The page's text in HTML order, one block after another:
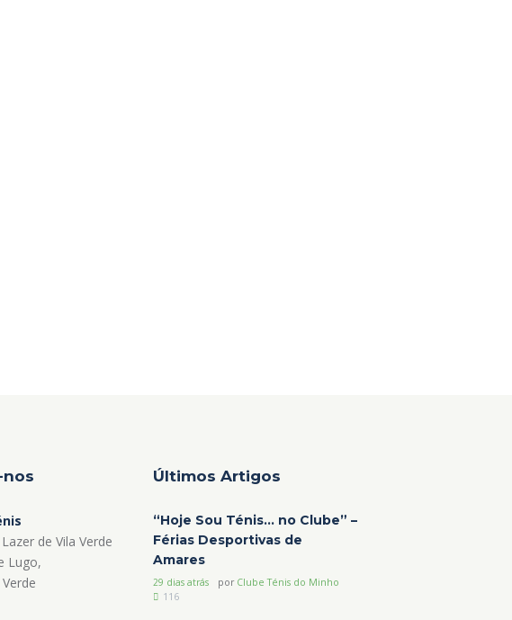
de Vila Verde
Lugo,
Últimos Artigos
“Hoje Sou Ténis… no Clube” –
Férias Desportivas de
Amares
29 dias atrás por Clube Ténis do Minho
116